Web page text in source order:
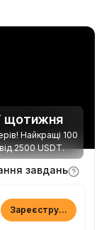
щотижня
Найкращі 100
2500 USDT.
завдань
Зареєструватися